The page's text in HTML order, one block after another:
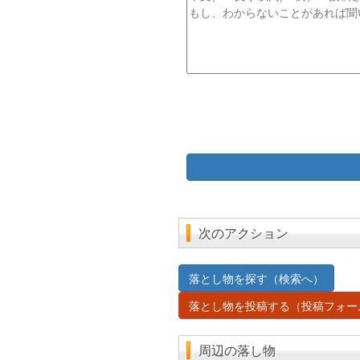
文
次のアクション
落とし物を探す（検索へ）
落とし物を投稿する（投稿フォ
周辺の落し物